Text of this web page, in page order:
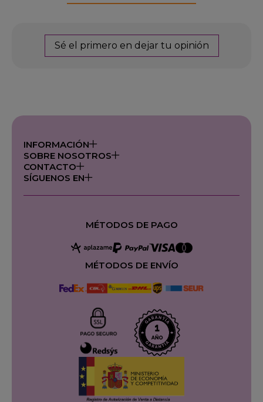
Sé el primero en dejar tu opinión
INFORMACIÓN
SOBRE NOSOTROS
CONTACTO
SÍGUENOS EN
MÉTODOS DE PAGO
MÉTODOS DE ENVÍO